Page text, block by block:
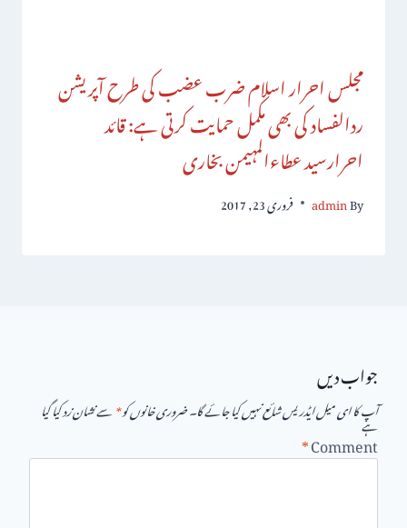
مجلس احرار اسلام ضرب عضب کی طرح آپریشن
ردالفساد کی بھی مکمل حمایت کرتی ہے: قائد
احرارسید عطاءالمہیمن بخاری
By
admin فروری 23, 2017
جواب دیں
آپ کا ای میل ایڈریس شائع نہیں کیا جائے گا۔ضروری خانوں کو*سے نشان زد کیا گیا ہے
Comment
*